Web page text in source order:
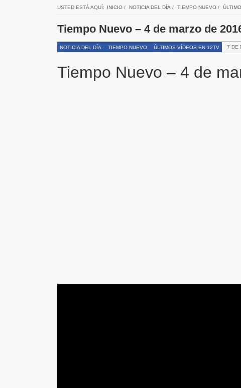
USTED ESTÁ AQUÍ: INICIO/ NOTICIA DEL DÍA / TIEMPO NUEVO/
Tiempo Nuevo – 4 de marzo de
NOTICIA DEL DÍA TIEMPO NUEVO ÚLTIMOS VÍDEOS EN 12TV 7 DE
Tiempo Nuevo – 4 de